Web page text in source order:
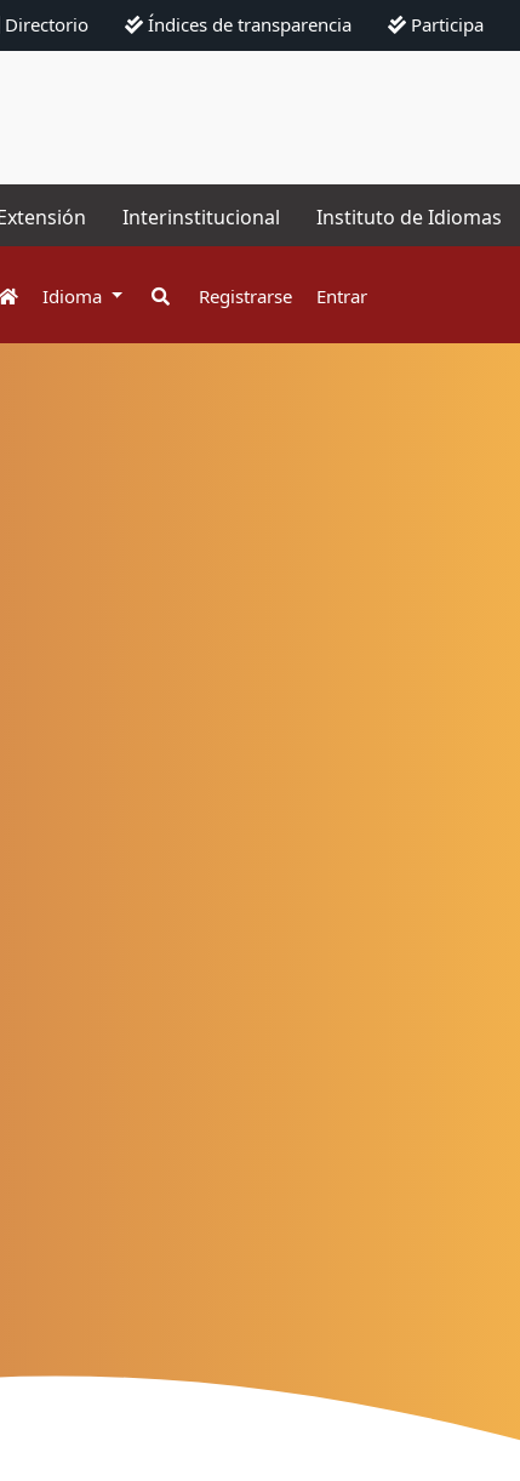
Directorio Índices de transparencia Participa
Interinstitucional Instituto de Idiomas
Idioma Registrarse Entrar